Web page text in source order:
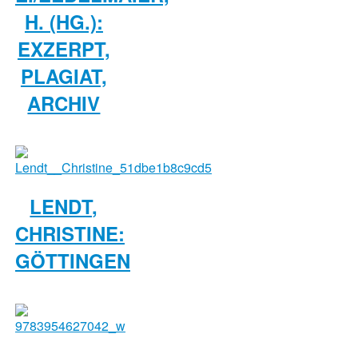
H. (HG.):
EXZERPT,
PLAGIAT,
ARCHIV
LENDT,
CHRISTINE:
GÖTTINGEN